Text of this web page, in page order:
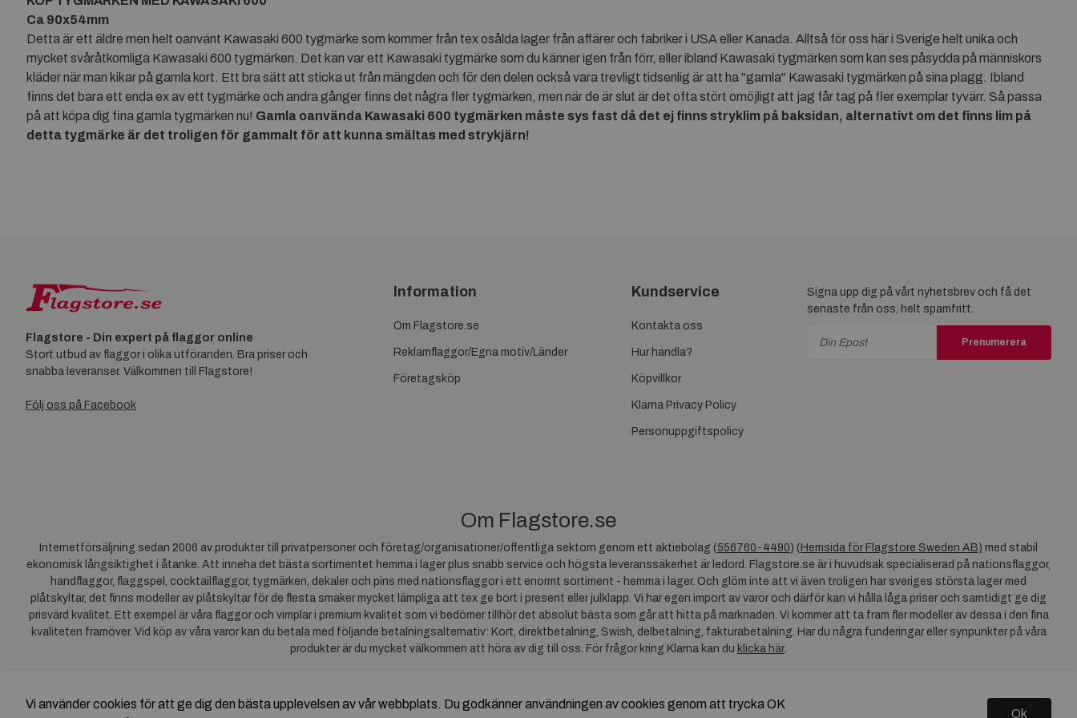
Ca 90x54mm
Detta är ett äldre men helt oanvänt Kawasaki 600 tygmärke som kommer från tex osålda lager från affärer och fabriker i USA eller Kanada. Alltså för oss här i Sverige helt unika och
mycket svåråtkomliga Kawasaki 600 tygmärken. Det kan var ett Kawasaki tygmärke som du känner igen från förr, eller ibland Kawasaki tygmärken som kan ses påsydda på människors
kläder när man kikar på gamla kort. Ett bra sätt att sticka ut från mängden och för den delen också vara trevligt tidsenlig är att ha "gamla" Kawasaki tygmärken på sina plagg. Ibland
finns det bara ett enda ex av ett tygmärke och andra gånger finns det några fler tygmärken, men när de är slut är det ofta stört omöjligt att jag får tag på fler exemplar tyvärr. Så passa
på att köpa dig fina gamla tygmärken nu! Gamla oanvända Kawasaki 600 tygmärken måste sys fast då det ej finns stryklim på baksidan, alternativt om det finns lim på
detta tygmärke är det troligen för gammalt för att kunna smältas med strykjärn!
Flagstore - Din expert på flaggor online
Stort utbud av flaggor i olika utföranden. Bra priser och
snabba leveranser. Välkommen till Flagstore!
Följ oss på Facebook
Information
Om Flagstore.se
Reklamflaggor/Egna motiv/Länder
Företagsköp
Kundservice
Kontakta oss
Hur handla?
Köpvillkor
Klarna Privacy Policy
Personuppgiftspolicy
Signa upp dig på vårt nyhetsbrev och få det
senaste från oss, helt spamfritt.
Prenumerera
Om Flagstore.se
Internetförsäljning sedan 2006 av produkter till privatpersoner och företag/organisationer/offentliga sektorn genom ett aktiebolag (556760-4490) ( Hemsida för Flagstore Sweden AB) med stabil
ekonomisk långsiktighet i åtanke. Att inneha det bästa sortimentet hemma i lager plus snabb service och högsta leveranssäkerhet är ledord. Flagstore.se är i huvudsak specialiserad på nationsflaggor,
handflaggor, flaggspel, cocktailflaggor, tygmärken, dekaler och pins med nationsflaggor i ett enormt sortiment - hemma i lager. Och glöm inte att vi även troligen har sveriges största lager med
plåtskyltar, det finns modeller av plåtskyltar för de flesta smaker mycket lämpliga att tex ge bort i present eller julklapp. Vi har egen import av varor och därför kan vi hålla låga priser och samtidigt ge dig
prisvärd kvalitet. Ett exempel är våra flaggor och vimplar i premium kvalitet som vi bedömer tillhör det absolut bästa som går att hitta på marknaden. Vi kommer att ta fram fler modeller av dessa i den fina
kvaliteten framöver. Vid köp av våra varor kan du betala med följande betalningsalternativ: Kort, direktbetalning, Swish, delbetalning, fakturabetalning. Har du några funderingar eller synpunkter på våra
produkter är du mycket välkommen att höra av dig till oss. För frågor kring Klarna kan du klicka här.
Vi använder cookies för att ge dig den bästa upplevelsen av vår webbplats. Du godkänner användningen av cookies genom att trycka OK
Ok